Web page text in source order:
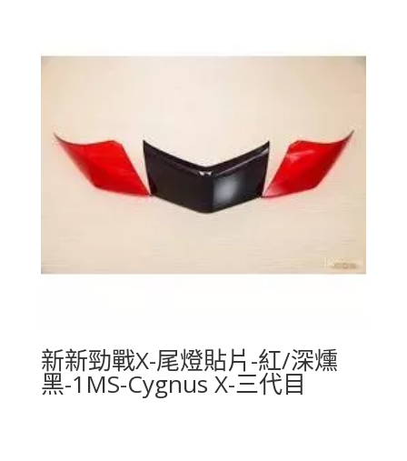
新新勁戰X-尾燈貼片-紅/深燻
黑-1MS-Cygnus X-三代目